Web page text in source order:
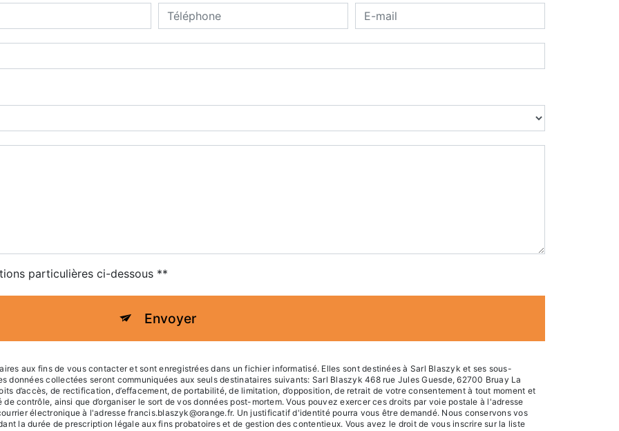
particulières ci-dessous **
Envoyer
aux fins de vous contacter et sont enregistrées dans un fichier informatisé. Elles sont destinées à Sarl Blaszyk et ses sous-
données collectées seront communiquées aux seuls destinataires suivants: Sarl Blaszyk 468 rue Jules Guesde, 62700 Bruay La
d’accès, de rectification, d’effacement, de portabilité, de limitation, d’opposition, de retrait de votre consentement à tout moment et
contrôle, ainsi que d’organiser le sort de vos données post-mortem. Vous pouvez exercer ces droits par voie postale à l'adresse
électronique à l'adresse francis.blaszyk@orange.fr. Un justificatif d'identité pourra vous être demandé. Nous conservons vos
la durée de prescription légale aux fins probatoires et de gestion des contentieux. Vous avez le droit de vous inscrire sur la liste